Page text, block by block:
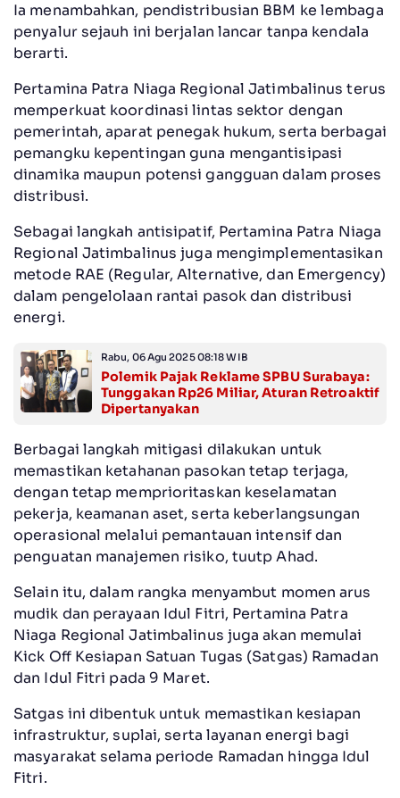
Ia menambahkan, pendistribusian BBM ke lembaga
penyalur sejauh ini berjalan lancar tanpa kendala
berarti.
Pertamina Patra Niaga Regional Jatimbalinus terus
memperkuat koordinasi lintas sektor dengan
pemerintah, aparat penegak hukum, serta berbagai
pemangku kepentingan guna mengantisipasi
dinamika maupun potensi gangguan dalam proses
distribusi.
Sebagai langkah antisipatif, Pertamina Patra Niaga
Regional Jatimbalinus juga mengimplementasikan
metode RAE (Regular, Alternative, dan Emergency)
dalam pengelolaan rantai pasok dan distribusi
energi.
Rabu, 06 Agu 2025 08:18 WIB
Polemik Pajak Reklame SPBU Surabaya:
Tunggakan Rp26 Miliar, Aturan Retroaktif
Dipertanyakan
Berbagai langkah mitigasi dilakukan untuk
memastikan ketahanan pasokan tetap terjaga,
dengan tetap memprioritaskan keselamatan
pekerja, keamanan aset, serta keberlangsungan
operasional melalui pemantauan intensif dan
penguatan manajemen risiko, tuutp Ahad.
Selain itu, dalam rangka menyambut momen arus
mudik dan perayaan Idul Fitri, Pertamina Patra
Niaga Regional Jatimbalinus juga akan memulai
Kick Off Kesiapan Satuan Tugas (Satgas) Ramadan
dan Idul Fitri pada 9 Maret.
Satgas ini dibentuk untuk memastikan kesiapan
infrastruktur, suplai, serta layanan energi bagi
masyarakat selama periode Ramadan hingga Idul
Fitri.